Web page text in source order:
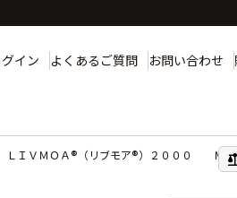
イン よくあるご質問 お問い合わせ
ＩＶＭＯＡ®（リブモア®）２０００ Ｍ